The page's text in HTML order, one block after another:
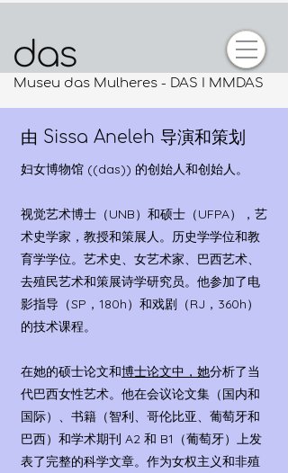
Museu das Mulheres - DAS I MMDAS
由 Sissa Aneleh 导演和策划
妇女博物馆 ((das)) 的创始人和创始人。
视觉艺术博士（UNB）和硕士（UFPA），艺
术史学家，教授和策展人。历史学学位和教
育学学位。艺术史、女艺术家、巴西艺术、
去殖民艺术和策展诗学研究员。他参加了电
影指导（SP，180h）和戏剧（RJ，360h）
的技术课程。
在她的硕士论文和博士论文中，她分析了当
代巴西女性艺术。他在会议论文集（国内和
国际）、书籍（智利、哥伦比亚、葡萄牙和
巴西）和学术期刊 A2 和 B1（葡萄牙）上发
表了完整的科学文章。作为女权主义和非殖